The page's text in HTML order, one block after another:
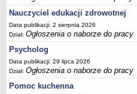
Nauczyciel edukacji zdrowotnej
Data publikacji: 2 sierpnia 2026
Dział:Ogłoszenia o naborze do pracy
Psycholog
Data publikacji: 29 lipca 2026
Dział:Ogłoszenia o naborze do pracy
Pomoc kuchenna